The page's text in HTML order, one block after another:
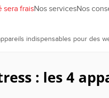
sera fraisNos servicesNos
indispensables pour des
: les 4